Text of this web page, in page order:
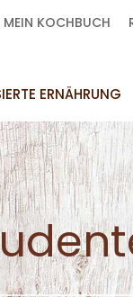
ERNÄHRUNG
MEIN KOCHBUCH